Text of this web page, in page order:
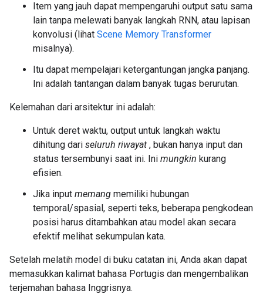
Item yang jauh dapat mempengaruhi output satu sama
lain tanpa melewati banyak langkah RNN, atau lapisan
konvolusi (lihat Scene Memory Transformer
misalnya).
Itu dapat mempelajari ketergantungan jangka panjang.
Ini adalah tantangan dalam banyak tugas berurutan.
Kelemahan dari arsitektur ini adalah:
Untuk deret waktu, output untuk langkah waktu
dihitung dari seluruh riwayat , bukan hanya input dan
status tersembunyi saat ini. Ini mungkin kurang
efisien.
Jika input memang memiliki hubungan
temporal/spasial, seperti teks, beberapa pengkodean
posisi harus ditambahkan atau model akan secara
efektif melihat sekumpulan kata.
Setelah melatih model di buku catatan ini, Anda akan dapat
memasukkan kalimat bahasa Portugis dan mengembalikan
terjemahan bahasa Inggrisnya.